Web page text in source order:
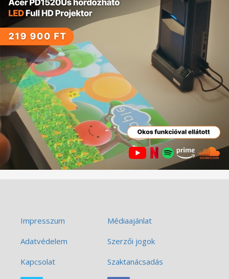
Impresszum
Médiaajánlat
Adatvédelem
Szerzői jogok
Kapcsolat
Szaktanácsadás